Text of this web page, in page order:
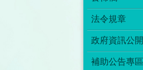
法令規章
政府資訊公開
補助公告專區